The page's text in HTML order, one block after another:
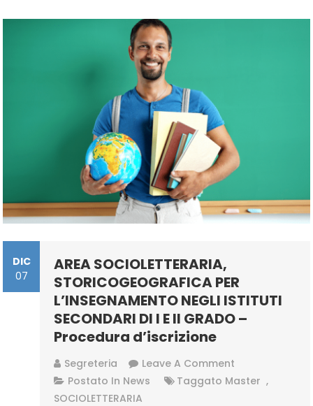
DIC
07
AREA SOCIOLETTERARIA,
STORICOGEOGRAFICA PER
L’INSEGNAMENTO NEGLI ISTITUTI
SECONDARI DI I E II GRADO –
Procedura d’iscrizione
Segreteria Leave A Comment
AREA
Postato In News Taggato Master ,
SOCIOLETTERARIA